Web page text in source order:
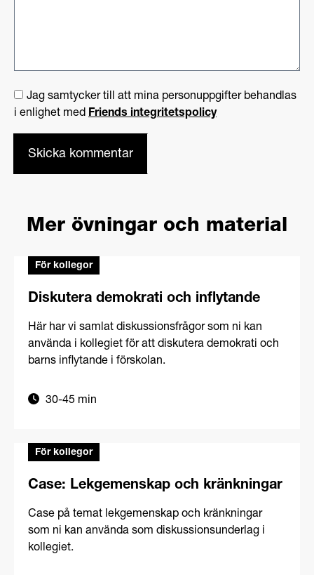
Jag samtycker till att mina personuppgifter behandlas
i enlighet med Friends integritetspolicy
Mer övningar och material
För kollegor
Diskutera demokrati och inflytande
Här har vi samlat diskussionsfrågor som ni kan
använda i kollegiet för att diskutera demokrati och
barns inflytande i förskolan.
30-45 min
För kollegor
Case: Lekgemenskap och kränkningar
Case på temat lekgemenskap och kränkningar
som ni kan använda som diskussionsunderlag i
kollegiet.